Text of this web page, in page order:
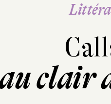
clair